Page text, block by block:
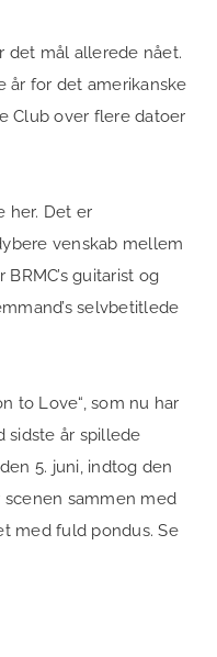
det mål allerede nået.
år for det amerikanske
Club over flere datoer
her. Det er
venskab mellem
guitarist og
selvbetitlede
to Love“, som nu har
sidste år spillede
5. juni, indtog den
sammen med
med fuld pondus. Se